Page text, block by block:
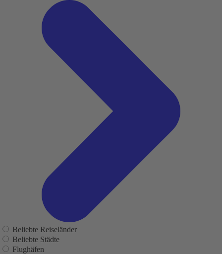
Beliebte Reiseländer
Beliebte Städte
Flughäfen